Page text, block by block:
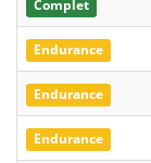
Complet
Endurance
Endurance
Endurance